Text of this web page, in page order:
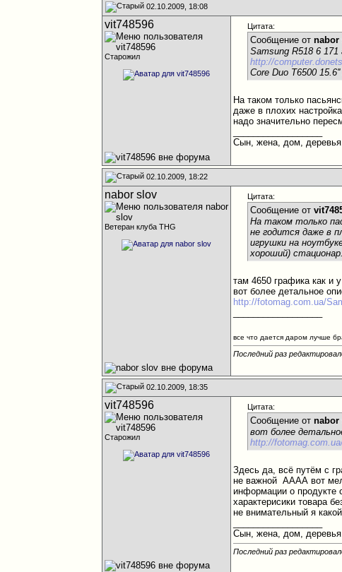
02.10.2009, 18:08
vit748596
Старожил
Цитата:
Сообщение отnabor
Samsung R518 6 171
http://
Core Duo T6500
На таком только
даже в плохих
надо значительно
Сын, жена, дом,
02.10.2009, 18:22
nabor slov
Ветеран клуба THG
Цитата:
Сообщение от
На таком только
не годится даже в
игрушки на
хороший)
там 4650 графика как и
вот более детальное
http://fotomag.com.ua/
все что дается даром лучше
Последний раз
02.10.2009, 18:35
vit748596
Старожил
Цитата:
Сообщение отnabor
вот более
http://
Здесь да, всё путём с
не важной АААА вот
информации о продукте
характерисики товара
не внимательный я
Сын, жена, дом,
Последний раз